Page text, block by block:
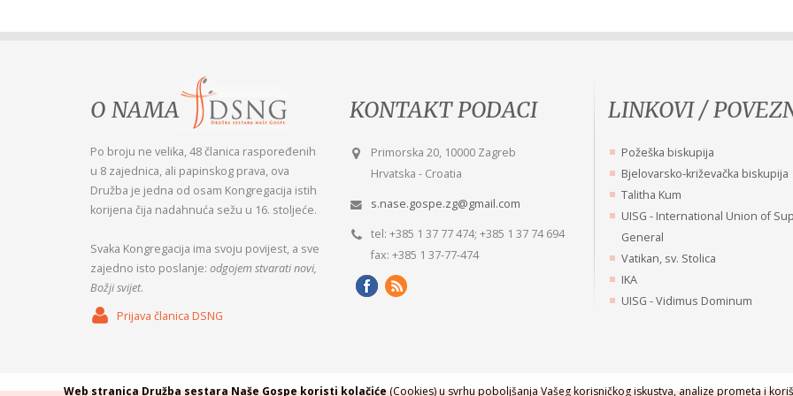
Web stranica Družba sestara Naše Gospe koristi kolačiće(Cookies) u svrhu poboljšanja Vašeg korisničkog iskustva, analize prometa i
O NAMA
Po broju ne velika, 48 članica raspoređenih
u 8 zajednica, ali papinskog prava, ova
Družba je jedna od osam Kongregacija istih
korijena čija nadahnuća sežu u 16. stoljeće.
Svaka Kongregacija ima svoju povijest, a sve
zajedno isto poslanje: odgojem stvarati novi,
Božji svijet.
Prijava članica DSNG
KONTAKT PODACI
Primorska 20, 10000 Zagreb
Hrvatska - Croatia
s.nase.gospe.zg@gmail.com
tel: +385 1 37 77 474; +385 1 37 74 694
fax: +385 1 37-77-474
LINKOVI /
Požeška biskupija
Bjelovarsko-križevačka biskupija
Talitha Kum
UISG - International Union of
General
Vatikan, sv. Stolica
IKA
UISG - Vidimus Dominum
Radije ću Boga veseliti, nego očekivati da
mi Bog daje veselje!
Vrlo je važno mnogo razmišljati i
dobro pregledati, prije nego se
digne. Pogreške na zgradama su
Misli sv. Petra Fouriera